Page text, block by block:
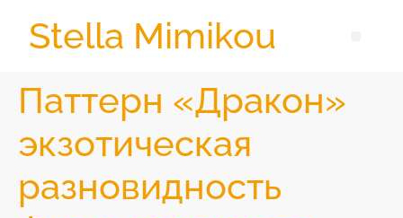
Stella Mimikou
Паттерн «Дракон»
экзотическая
разновидность